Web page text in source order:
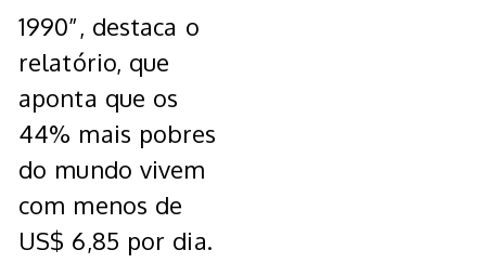
1990”, destaca o
relatório, que
aponta que os
44% mais pobres
do mundo vivem
com menos de
US$ 6,85 por dia.